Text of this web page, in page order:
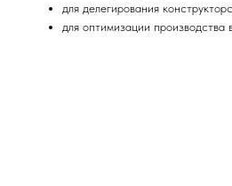
для делегирования
для оптимизации